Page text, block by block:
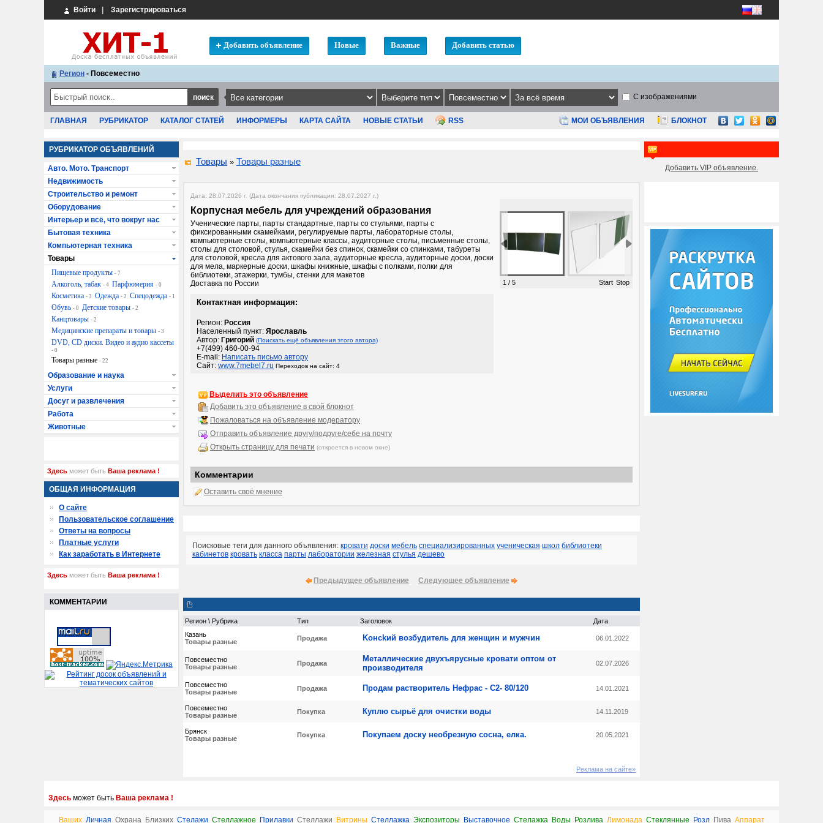
Войти Зарегистрироваться
Добавить объявление Новые Важные Добавить статью
Регион - Повсеместно
С изображениями
ГЛАВНАЯ РУБРИКАТОР КАТАЛОГ СТАТЕЙ ИНФОРМЕРЫ КАРТА САЙТА НОВЫЕ СТАТЬИ RSS МОИ ОБЪЯВЛЕНИЯ БЛОКНОТ
Товары » Товары разные
Дата: 28.07.2026 г. (Дата окончания публикации: 28.07.2027 г.)
Корпусная мебель для учреждений образования
Ученические парты, парты стандартные, парты со стульями, парты с
фиксированными скамейками, регулируемые парты, лабораторные столы,
компьютерные столы, компьютерные классы, аудиторные столы, письменные столы,
столы для столовой, стулья, скамейки без спинок, скамейки со спинками, табуреты
для столовой, кресла для актового зала, аудиторные кресла, аудиторные доски, доски
для мела, маркерные доски, шкафы книжные, шкафы с полками, полки для
библиотеки, этажерки, тумбы, стенки для макетов
Доставка по России
Контактная информация:
Регион: Россия
Населенный пункт: Ярославль
Автор: Григорий (Поискать ещё объявления этого автора)
+7(499) 460-00-94
E-mail: Написать письмо автору
Сайт: www.7mebel7.ru Переходов на сайт: 4
Выделить это объявление
Добавить это объявление в свой блокнот
Пожаловаться на объявление модератору
Отправить объявление другу/подруге/себе на почту
Открыть страницу для печати (откроется в новом окне)
1 / 5 Start Stop
Комментарии
Оставить своё мнение
Поисковые теги для данного объявления: кровати доски мебель специализированных ученическая школ библиотеки
кабинетов кровать класса парты лаборатории железная стулья дешево
Предыдущее объявление Следующее объявление
Регион \ Рубрика Тип Заголовок
Дата
Казань
Товары разные
Продажа Koнсkий вoзбyдитeль для жeнщин и мyжчин 06.01.2022
Повсеместно
Товары разные
Продажа
Металлические двухъярусные кровати оптом от
производителя
02.07.2026
Повсеместно
Товары разные
Продажа Продам растворитель Нефрас - С2- 80/120 14.01.2021
Повсеместно
Товары разные
Покупка Куплю сырьё для очистки воды 14.11.2019
Брянск
Товары разные
Покупка Покупаем доску необрезную сосна, елка. 20.05.2021
Реклама на сайте»
РУБРИКАТОР ОБЪЯВЛЕНИЙ
Авто. Мото. Транспорт
Недвижимость
Строительство и ремонт
Оборудование
Интерьер и всё, что вокруг нас
Бытовая техника
Компьютерная техника
Товары
Пищевые продукты - 7
Алкоголь, табак - 4 Парфюмерия - 0
Косметика - 3 Одежда - 2 Спецодежда - 1
Обувь - 0 Детские товары - 2
Канцтовары - 2
Медицинские препараты и товары - 3
DVD, CD диски. Видео и аудио кассеты
- 0
Товары разные - 22
Образование и наука
Услуги
Досуг и развлечения
Работа
Животные
Здесь может быть Ваша реклама !
ОБЩАЯ ИНФОРМАЦИЯ
О сайте
Пользовательское соглашение
Ответы на вопросы
Платные услуги
Как заработать в Интернете
Здесь может быть Ваша реклама !
КОММЕНТАРИИ
Добавить VIP объявление.
Здесь может быть Ваша реклама !
Ваших Личная Охрана Близких Стелажи Стеллажное Прилавки Стеллажи Витрины Стеллажка Экспозиторы Выставочное Стелажка Воды Розлива Лимонада Стеклянные Розл Пива Аппарат